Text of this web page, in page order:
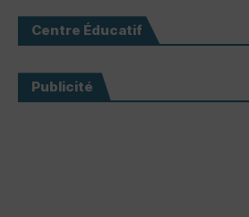
Centre Éducatif
Publicité